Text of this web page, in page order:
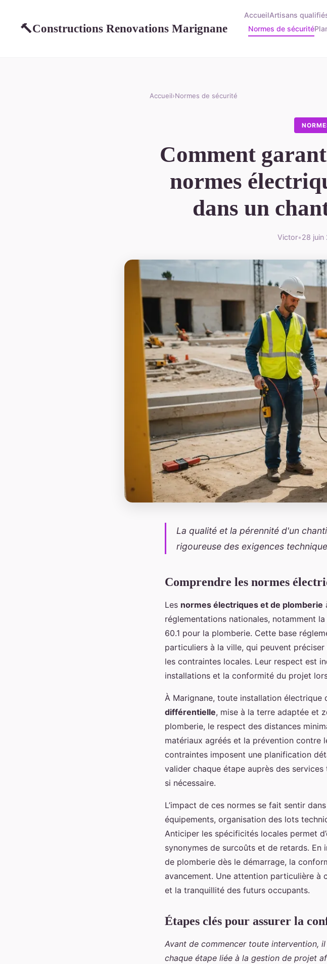
🔨Constructions Renovations Marignane
AccueilArtisans
Normes de sécurité
Accueil›Normes de sécurité
Comment
normes
dans un
Victor•28 juin
La qualité et la pérennité d'un
rigoureuse des exigences
Comprendre les normes
Les normes électriques et de plomberie
réglementations nationales, notamment
60.1 pour la plomberie. Cette base
particuliers à la ville, qui peuvent
les contraintes locales. Leur respect est
installations et la conformité du projet
À Marignane, toute installation
différentielle, mise à la terre adaptée et
plomberie, le respect des distances
matériaux agréés et la prévention contre
contraintes imposent une planification
valider chaque étape auprès des
si nécessaire.
L’impact de ces normes se fait sentir
équipements, organisation des lots
Anticiper les spécificités locales permet
synonymes de surcoûts et de retards.
de plomberie dès le démarrage, la
avancement. Une attention particulière
et la tranquillité des futurs occupants.
Étapes clés pour assurer la
Avant de commencer toute intervention,
chaque étape liée à la gestion de projet